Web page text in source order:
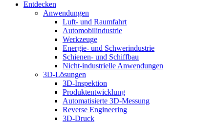
Entdecken
Anwendungen
Luft- und Raumfahrt
Automobilindustrie
Werkzeuge
Energie- und Schwerindustrie
Schienen- und Schiffbau
Nicht-industrielle Anwendungen
3D-Lösungen
3D-Inspektion
Produktentwicklung
Automatisierte 3D-Messung
Reverse Engineering
3D-Druck